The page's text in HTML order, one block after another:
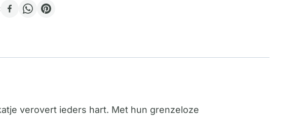
verovert ieders hart. Met hun grenzeloze